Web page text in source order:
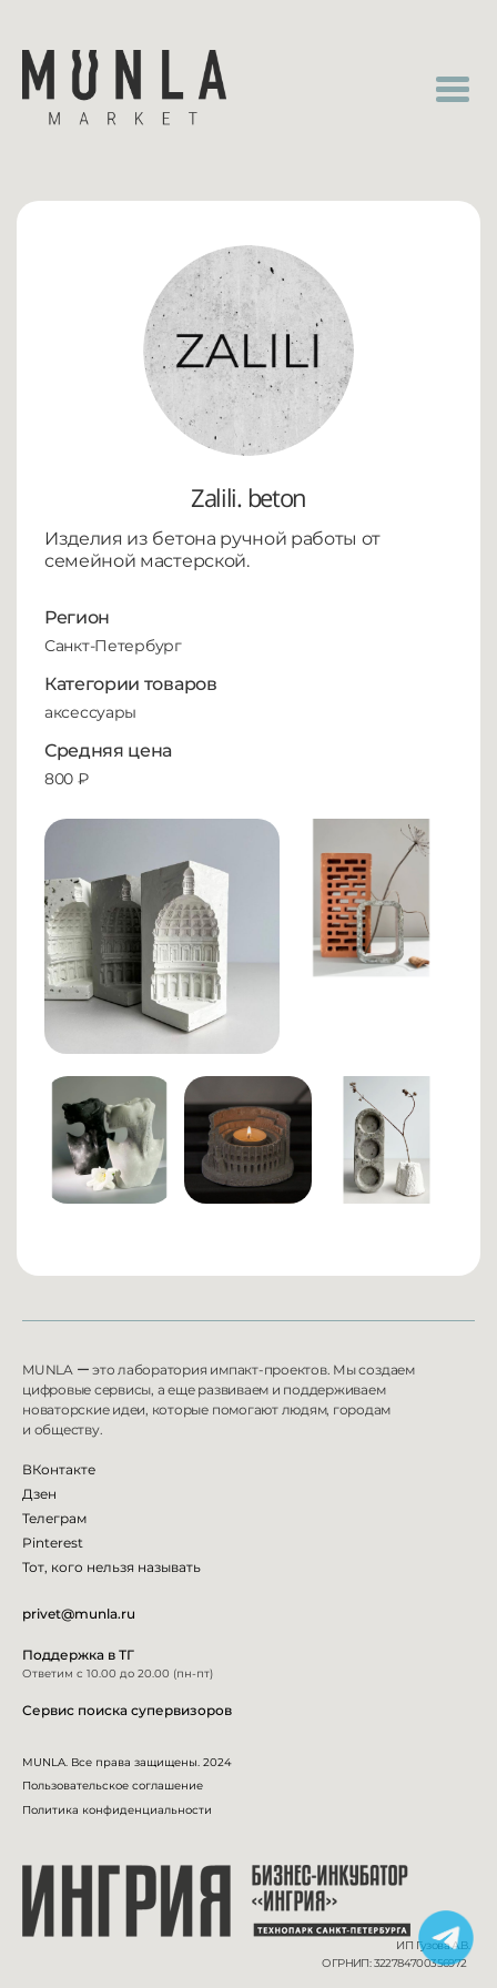
Zalili. beton
Изделия из бетона ручной работы от
семейной мастерской.
Регион
Санкт-Петербург
Категории товаров
аксессуары
Средняя цена
800 ₽
MUNLA ー это лаборатория импакт-проектов. Мы создаем
цифровые сервисы, а еще развиваем и поддерживаем
новаторские идеи, которые помогают людям, городам
и обществу.
ВКонтакте
Дзен
Телеграм
Pinterest
Тот, кого нельзя называть
privet@munla.ru
Поддержка в ТГ
Ответим с 10.00 до 20.00 (пн-пт)
Сервис поиска супервизоров
MUNLA. Все права защищены. 2024
Пользовательское соглашение
Политика конфиденциальности
ИП Гузова А.В.
ОГРНИП: 322784700356972